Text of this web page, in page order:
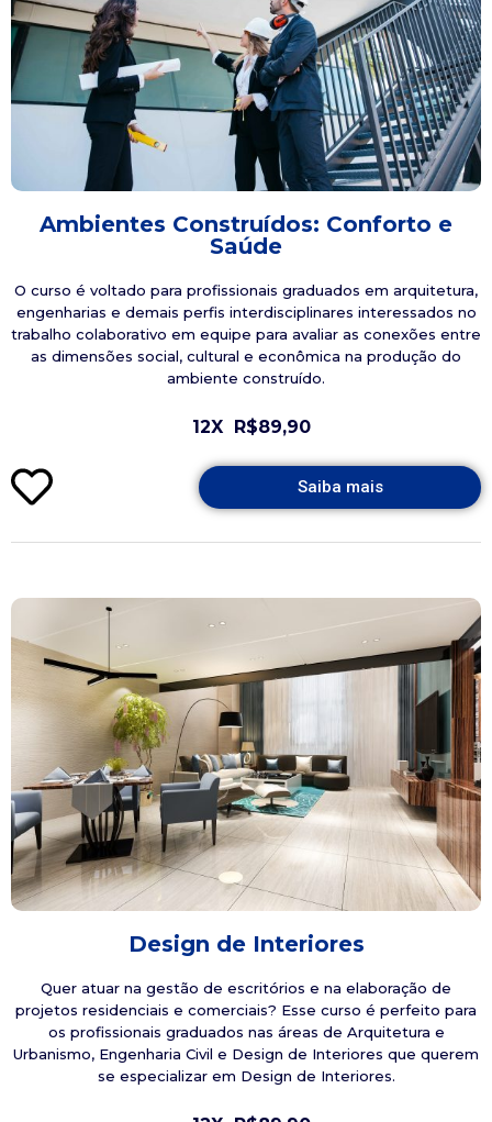
Ambientes Construídos: Conforto e
Saúde
O curso é voltado para profissionais graduados em arquitetura,
engenharias e demais perfis interdisciplinares interessados no
trabalho colaborativo em equipe para avaliar as conexões entre
as dimensões social, cultural e econômica na produção do
ambiente construído.
12X R$89,90
Saiba mais
Design de Interiores
Quer atuar na gestão de escritórios e na elaboração de
projetos residenciais e comerciais? Esse curso é perfeito para
os profissionais graduados nas áreas de Arquitetura e
Urbanismo, Engenharia Civil e Design de Interiores que querem
se especializar em Design de Interiores.